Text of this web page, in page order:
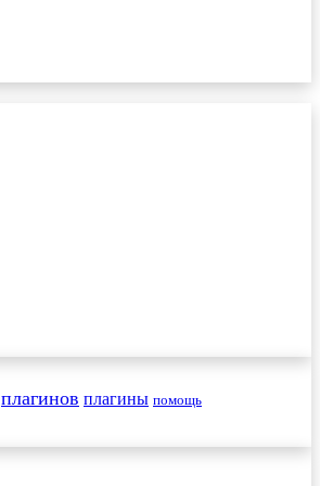
плагинов плагины помощь